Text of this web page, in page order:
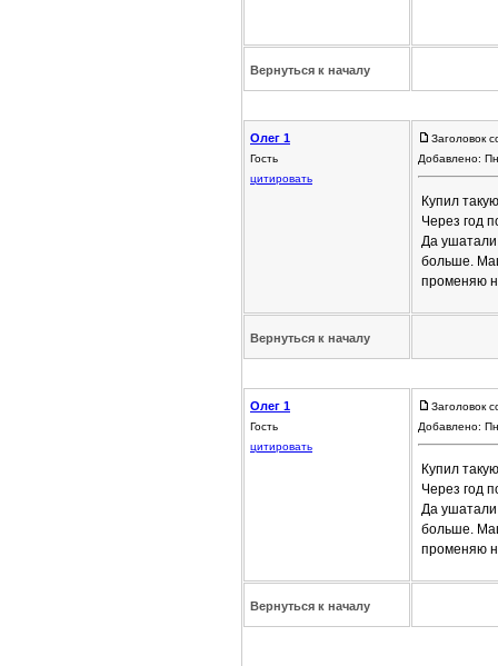
Вернуться к началу
Олег 1
Гость
цитировать
Заголовок
Добавлено:
Купил
Через год
Да ушатали
больше.
променяю
Вернуться к началу
Олег 1
Гость
цитировать
Заголовок
Добавлено:
Купил
Через год
Да ушатали
больше.
променяю
Вернуться к началу